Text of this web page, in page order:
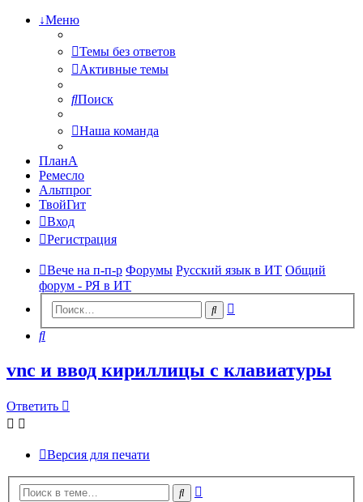
↓Меню
Темы без ответов
Активные темы
Поиск
Наша команда
ПланА
Ремесло
Альтпрог
ТвойГит
Вход
Регистрация
Вече на п-п-р Форумы Русский язык в ИТ Общий
форум - РЯ в ИТ
Поиск
Поиск
vnc и ввод кириллицы с клавиатуры
Ответить
Версия для печати
Поиск